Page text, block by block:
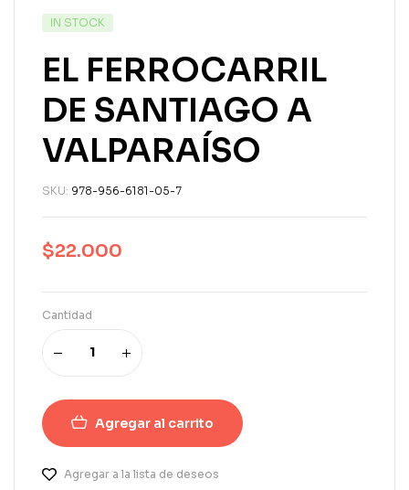
IN STOCK
EL FERROCARRIL
DE SANTIAGO A
VALPARAÍSO
SKU: 978-956-6181-05-7
$22.000
Cantidad
Agregar al carrito
Agregar a la lista de deseos